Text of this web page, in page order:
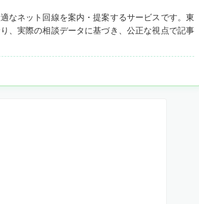
なネット回線を案内・提案するサービスです。東
、実際の相談データに基づき、公正な視点で記事